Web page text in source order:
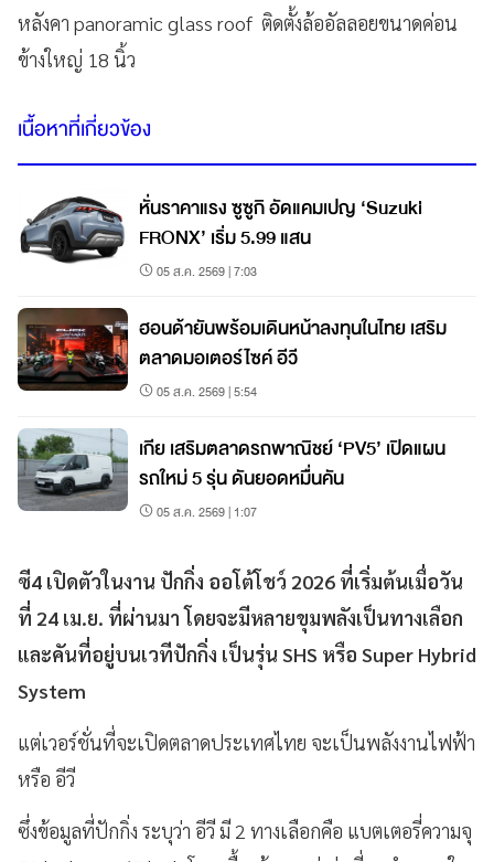
หลังคา panoramic glass roof ติดตั้งล้ออัลลอยขนาดค่อน
ข้างใหญ่ 18 นิ้ว
เนื้อหาที่เกี่ยวข้อง
หั่นราคาแรง ซูซูกิ อัดแคมเปญ ‘Suzuki
FRONX’ เริ่ม 5.99 แสน
05 ส.ค. 2569 | 7:03
ฮอนด้ายันพร้อมเดินหน้าลงทุนในไทย เสริม
ตลาดมอเตอร์ไซค์ อีวี
05 ส.ค. 2569 | 5:54
เกีย เสริมตลาดรถพาณิชย์ ‘PV5’ เปิดแผน
รถใหม่ 5 รุ่น ดันยอดหมื่นคัน
05 ส.ค. 2569 | 1:07
ซี4 เปิดตัวในงาน ปักกิ่ง ออโต้โชว์ 2026 ที่เริ่มต้นเมื่อวัน
ที่ 24 เม.ย. ที่ผ่านมา โดยจะมีหลายขุมพลังเป็นทางเลือก
และคันที่อยู่บนเวทีปักกิ่ง เป็นรุ่น SHS หรือ Super Hybrid
System
แต่เวอร์ชั่นที่จะเปิดตลาดประเทศไทย จะเป็นพลังงานไฟฟ้า
หรือ อีวี
ซึ่งข้อมูลที่ปักกิ่ง ระบุว่า อีวี มี 2 ทางเลือกคือ แบตเตอรี่ความจุ